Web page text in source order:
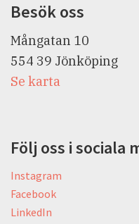
Besök oss
Mångatan 10
554 39 Jönköping
Se karta
Följ oss i sociala
Instagram
Facebook
LinkedIn